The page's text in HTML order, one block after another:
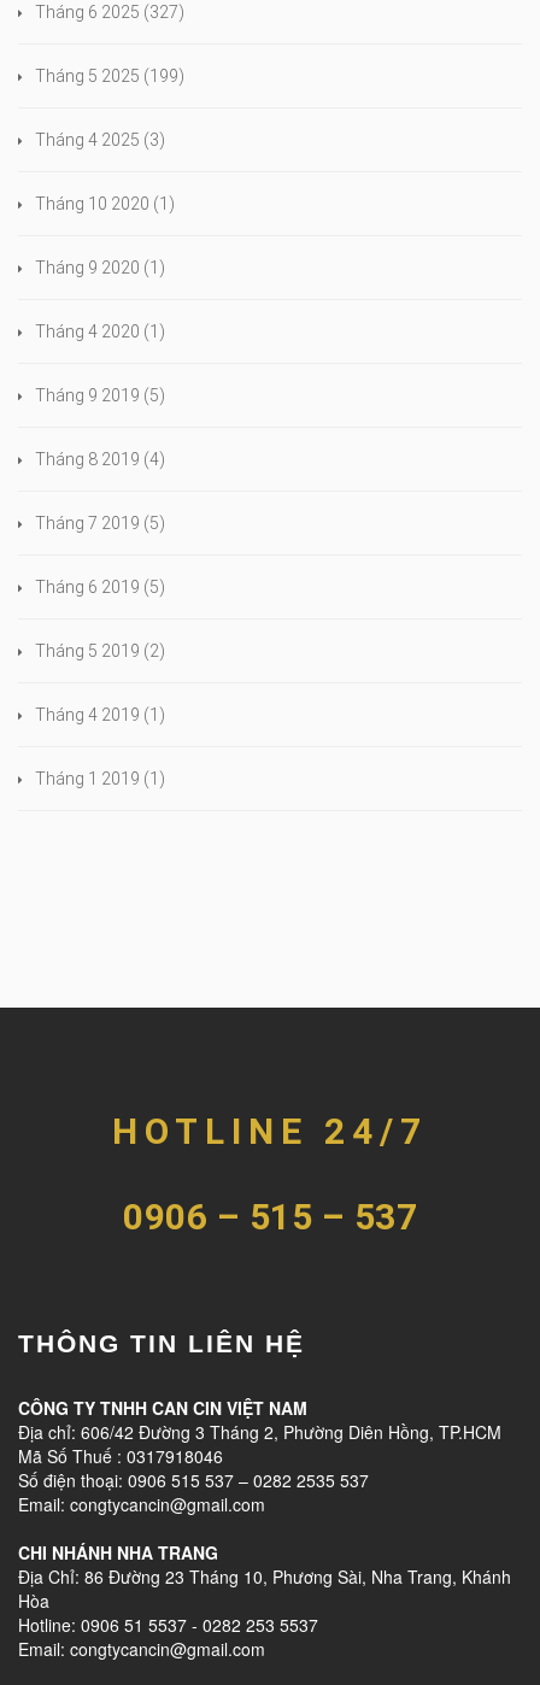
Tháng 6 2025 (327)
Tháng 5 2025 (199)
Tháng 4 2025 (3)
Tháng 10 2020 (1)
Tháng 9 2020 (1)
Tháng 4 2020 (1)
Tháng 9 2019 (5)
Tháng 8 2019 (4)
Tháng 7 2019 (5)
Tháng 6 2019 (5)
Tháng 5 2019 (2)
Tháng 4 2019 (1)
Tháng 1 2019 (1)
HOTLINE 24/7
0906 – 515 – 537
THÔNG TIN LIÊN HỆ
CÔNG TY TNHH CAN CIN VIỆT NAM
Địa chỉ: 606/42 Đường 3 Tháng 2, Phường Diên Hồng, TP.HCM
Mã Số Thuế : 0317918046
Số điện thoại: 0906 515 537 – 0282 2535 537
Email: congtycancin@gmail.com
CHI NHÁNH NHA TRANG
Địa Chỉ: 86 Đường 23 Tháng 10, Phương Sài, Nha Trang, Khánh
Hòa
Hotline: 0906 51 5537 - 0282 253 5537
Email: congtycancin@gmail.com